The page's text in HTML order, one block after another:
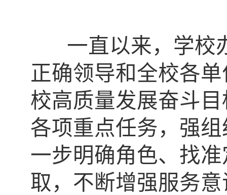
一直以来，学校
正确领导和全校各
校高质量发展奋斗
各项重点任务，强
一步明确角色、找
取，不断增强服务